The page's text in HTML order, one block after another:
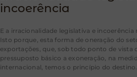
incoerência
E a irracionalidade legislativa e incoerência
Isto porque, esta forma de oneração do
exportações, que, sob todo ponto de vista
pressuposto básico a exoneração, na
internacional, temos o princípio do destino.